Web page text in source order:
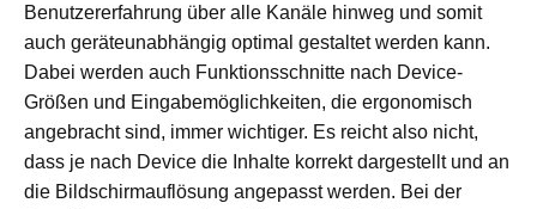
Benutzererfahrung über alle Kanäle hinweg und somit
auch geräteunabhängig optimal gestaltet werden kann.
Dabei werden auch Funktionsschnitte nach Device-
Größen und Eingabemöglichkeiten, die ergonomisch
angebracht sind, immer wichtiger. Es reicht also nicht,
dass je nach Device die Inhalte korrekt dargestellt und an
die Bildschirmauflösung angepasst werden. Bei der